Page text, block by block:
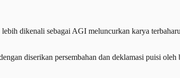
dikenali sebagai AGI meluncurkan karya
diserikan persembahan dan deklamasi puisi